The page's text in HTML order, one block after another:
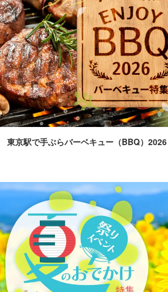
東京駅で手ぶらバーベキュー（BBQ）2026